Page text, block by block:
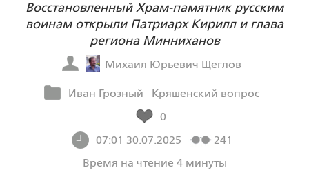
Восстановленный Храм-памятник русским
воинам открыли Патриарх Кирилл и глава
региона Минниханов
Михаил Юрьевич Щеглов
Иван Грозный
Кряшенский вопрос
0
07:01 30.07.2025
241
Время на чтение 4 минуты